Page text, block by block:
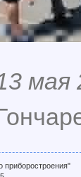
мая
приборостроения"